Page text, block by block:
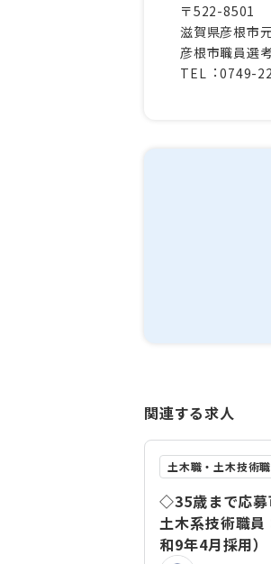
〒522-8501
滋賀県彦根市
彦根市職員選
TEL︓0749-
関連する求人
◇35歳まで応
土木系技術職
和9年4月採用）